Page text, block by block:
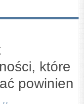
które
powinien